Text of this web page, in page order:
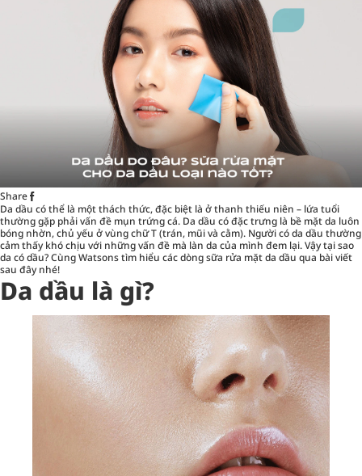
Share
Da dầu có thể là một thách thức, đặc biệt là ở thanh thiếu niên – lứa tuổi
thường gặp phải vấn đề mụn trứng cá. Da dầu có đặc trưng là bề mặt da luôn
bóng nhờn, chủ yếu ở vùng chữ T (trán, mũi và cằm). Người có da dầu thường
cảm thấy khó chịu với những vấn đề mà làn da của mình đem lại. Vậy tại sao
da có dầu? Cùng Watsons tìm hiểu các dòng sữa rửa mặt da dầu qua bài viết
sau đây nhé!
Da dầu là gì?